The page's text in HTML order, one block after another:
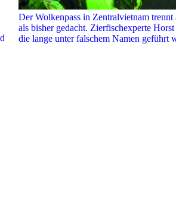
Der Wolkenpass in Zentralvietnam
als bisher gedacht. Zierfischexperte
die lange unter falschem Namen geführt